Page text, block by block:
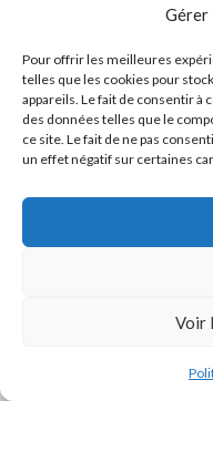
Gérer
Pour offrir les meilleures
telles que les cookies pour
appareils. Le fait de consentir
des données telles que le
ce site. Le fait de ne pas
un effet négatif sur certaines
Voir
J'accepte laPolitique de
INSTAGRAM